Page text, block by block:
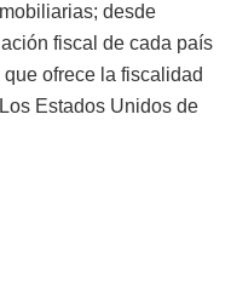
desde
fiscal de cada país
ofrece la fiscalidad
Estados Unidos de